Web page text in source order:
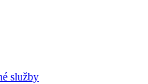
služby